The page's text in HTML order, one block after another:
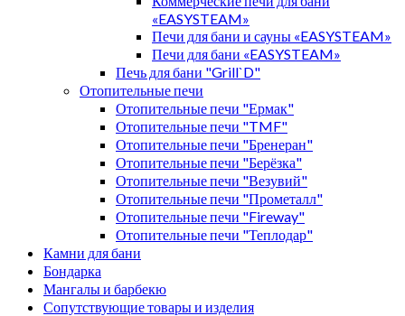
«EASYSTEAM»
Печи для бани и сауны «EASYSTEAM»
Печи для бани «EASYSTEAM»
Печь для бани "Grill`D"
Отопительные печи
Отопительные печи "Ермак"
Отопительные печи "TMF"
Отопительные печи "Бренеран"
Отопительные печи "Берёзка"
Отопительные печи "Везувий"
Отопительные печи "Прометалл"
Отопительные печи "Fireway"
Отопительные печи "Теплодар"
Камни для бани
Бондарка
Мангалы и барбекю
Сопутствующие товары и изделия